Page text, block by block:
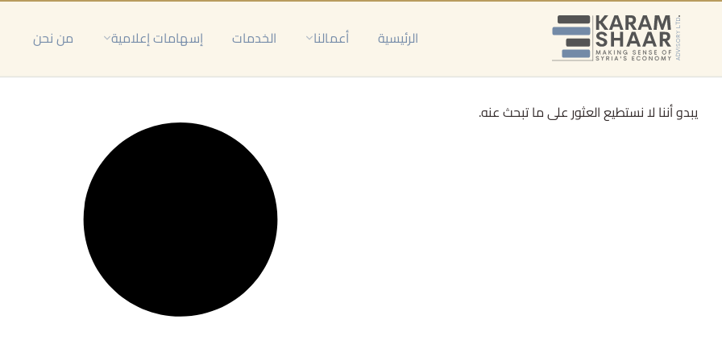
تخطي
المحتوى
الرئيسية أعمالنا الخدمات إسهامات إعلامية من نحن
يبدو أننا لا نستطيع العثور على ما تبحث عنه.